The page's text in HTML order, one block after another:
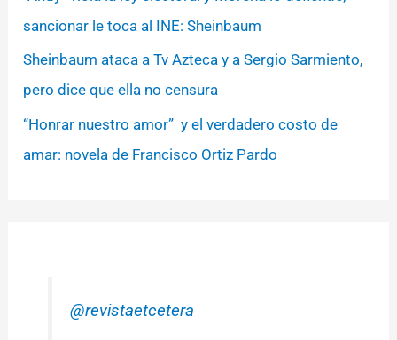
sancionar le toca al INE: Sheinbaum
Sheinbaum ataca a Tv Azteca y a Sergio Sarmiento,
pero dice que ella no censura
“Honrar nuestro amor” y el verdadero costo de
amar: novela de Francisco Ortiz Pardo
@revistaetcetera